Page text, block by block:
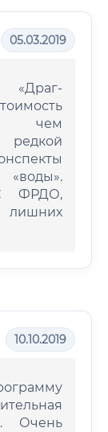
05.03.2019
«Драг-
чем
редкой
«воды».
ФРДО,
лишних
10.10.2019
Очень